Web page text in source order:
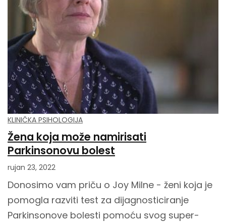
KLINIČKA PSIHOLOGIJA
Žena koja može namirisati
Parkinsonovu bolest
rujan 23, 2022
Donosimo vam priču o Joy Milne - ženi koja je
pomogla razviti test za dijagnosticiranje
Parkinsonove bolesti pomoću svog super-